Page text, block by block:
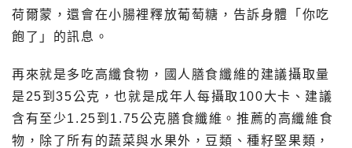
荷爾蒙，還會在小腸裡釋放葡萄糖，告訴身體「你吃
飽了」的訊息。
再來就是多吃高纖食物，國人膳食纖維的建議攝取量
是25到35公克，也就是成年人每攝取100大卡、建議
含有至少1.25到1.75公克膳食纖維。推薦的高纖維食
物，除了所有的蔬菜與水果外，豆類、種籽堅果類，